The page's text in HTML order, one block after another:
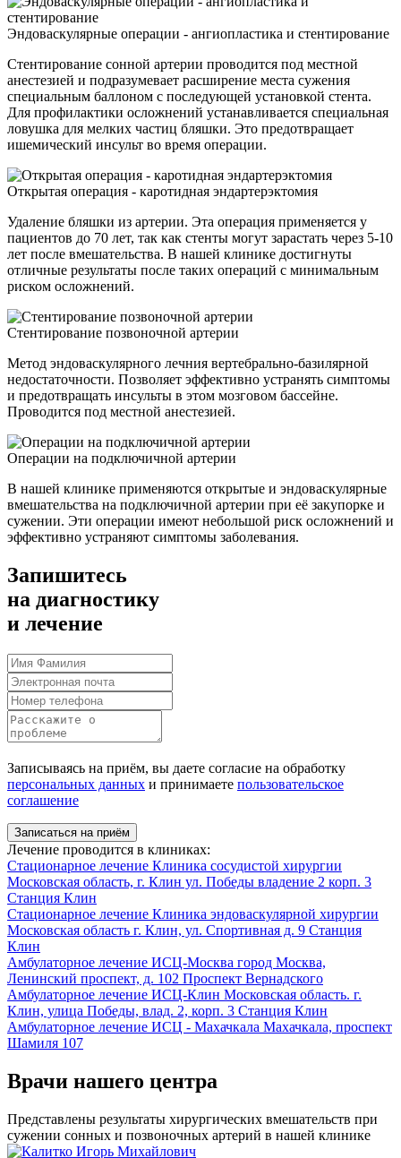
Эндоваскулярные операции - ангиопластика и стентирование
Стентирование сонной артерии проводится под местной
анестезией и подразумевает расширение места сужения
специальным баллоном с последующей установкой стента.
Для профилактики осложнений устанавливается специальная
ловушка для мелких частиц бляшки. Это предотвращает
ишемический инсульт во время операции.
Открытая операция - каротидная эндартерэктомия
Удаление бляшки из артерии. Эта операция применяется у
пациентов до 70 лет, так как стенты могут зарастать через 5-10
лет после вмешательства. В нашей клинике достигнуты
отличные результаты после таких операций с минимальным
риском осложнений.
Стентирование позвоночной артерии
Метод эндоваскулярного лечния вертебрально-базилярной
недостаточности. Позволяет эффективно устранять симптомы
и предотвращать инсульты в этом мозговом бассейне.
Проводится под местной анестезией.
Операции на подключичной артерии
В нашей клинике применяются открытые и эндоваскулярные
вмешательства на подключичной артерии при её закупорке и
сужении. Эти операции имеют небольшой риск осложнений и
эффективно устраняют симптомы заболевания.
Запишитесь
на диагностику
и лечение
Записываясь на приём, вы даете согласие на обработку
персональных данных и принимаете пользовательское
соглашение
Записаться на приём
Лечение проводится в клиниках:
Стационарное лечение Клиника сосудистой хирургии
Московская область, г. Клин ул. Победы владение 2 корп. 3
Станция Клин
Стационарное лечение Клиника эндоваскулярной хирургии
Московская область г. Клин, ул. Спортивная д. 9 Станция
Клин
Амбулаторное лечение ИСЦ-Москва город Москва,
Ленинский проспект, д. 102 Проспект Вернадского
Амбулаторное лечение ИСЦ-Клин Московская область. г.
Клин, улица Победы, влад. 2, корп. 3 Станция Клин
Амбулаторное лечение ИСЦ - Махачкала Махачкала, проспект
Шамиля 107
Врачи нашего центра
Представлены результаты хирургических вмешательств при
сужении сонных и позвоночных артерий в нашей клинике